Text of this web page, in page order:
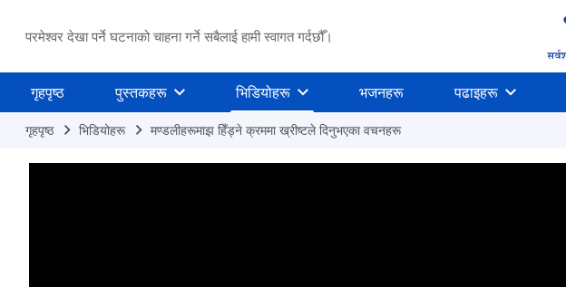
परमेश्वर देखा पर्ने घटनाको चाहना गर्ने सबैलाई हामी स्वागत गर्दछौँ।
गृहपृष्ठ पुस्तकहरू भिडियोहरू भजनहरू पढाइहरू
गृहपृष्ठ भिडियोहरू मण्डलीहरूमाझ हिँड्ने क्रममा ख्रीष्‍टले दिनुभएका वचनहरू